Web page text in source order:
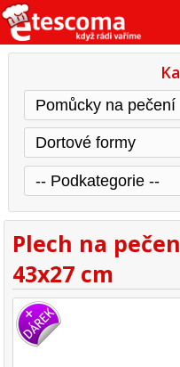
Plech na
43x27 cm